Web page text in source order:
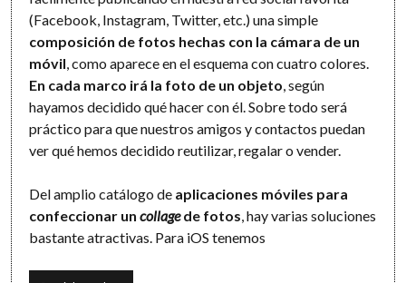
(Facebook, Instagram, Twitter, etc.) una simple
composición de fotos hechas con la cámara de un
móvil, como aparece en el esquema con cuatro colores.
En cada marco irá la foto de un objeto, según
hayamos decidido qué hacer con él. Sobre todo será
práctico para que nuestros amigos y contactos puedan
ver qué hemos decidido reutilizar, regalar o vender.
Del amplio catálogo de aplicaciones móviles para
confeccionar uncollagede fotos, hay varias soluciones
bastante atractivas. Para iOS tenemos